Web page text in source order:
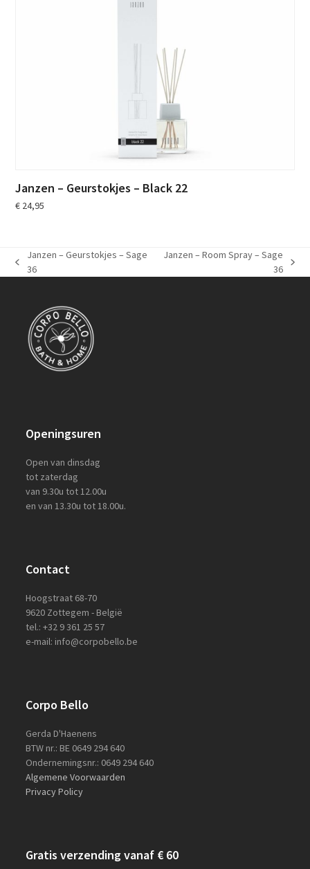
Janzen – Geurstokjes – Black 22
€ 24,95
previous
Janzen – Geurstokjes – Sage
36
Janzen – Room Spray – Sage
36
Openingsuren
Open van dinsdag
tot zaterdag
van 9.30u tot 12.00u
en van 13.30u tot 18.00u.
Contact
Hoogstraat 68-70
9620 Zottegem - België
tel.: +32 9 361 25 57
e-mail: info@corpobello.be
Corpo Bello
Gerda D'Haenens
BTW nr.: BE 0649 294 640
Ondernemingsnr.: 0649 294 640
Algemene Voorwaarden
Privacy Policy
Gratis verzending vanaf € 60